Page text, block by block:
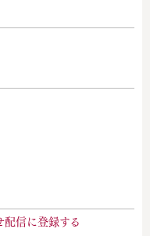
配信に登録する